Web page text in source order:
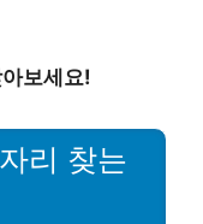
보세요!
리 찾는